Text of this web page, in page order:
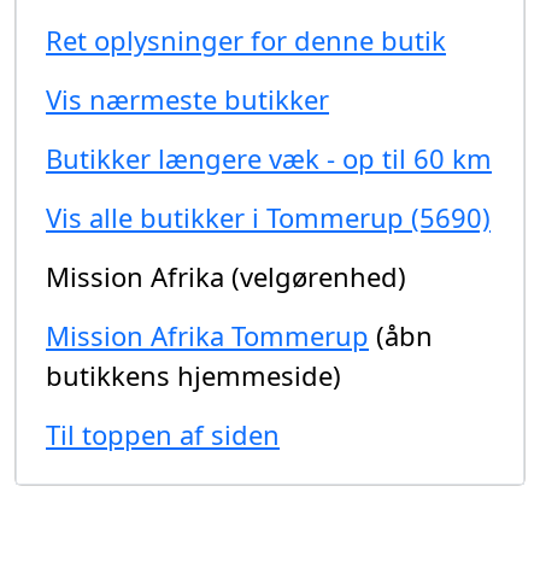
Ret oplysninger for denne butik
Vis nærmeste butikker
Butikker længere væk - op til 60 km
Vis alle butikker i Tommerup (5690)
Mission Afrika (velgørenhed)
Mission Afrika Tommerup (åbn
butikkens hjemmeside)
Til toppen af siden